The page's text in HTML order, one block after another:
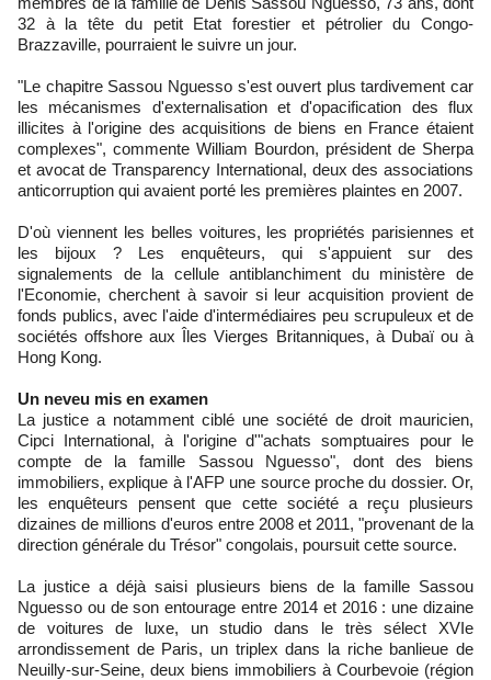
32 à la tête du petit Etat forestier et pétrolier du Congo-
Brazzaville, pourraient le suivre un jour.
"Le chapitre Sassou Nguesso s'est ouvert plus tardivement car
les mécanismes d'externalisation et d'opacification des flux
illicites à l'origine des acquisitions de biens en France étaient
complexes", commente William Bourdon, président de Sherpa
et avocat de Transparency International, deux des associations
anticorruption qui avaient porté les premières plaintes en 2007.
D'où viennent les belles voitures, les propriétés parisiennes et
les bijoux ? Les enquêteurs, qui s'appuient sur des
signalements de la cellule antiblanchiment du ministère de
l'Economie, cherchent à savoir si leur acquisition provient de
fonds publics, avec l'aide d'intermédiaires peu scrupuleux et de
sociétés offshore aux Îles Vierges Britanniques, à Dubaï ou à
Hong Kong.
Un neveu mis en examen
La justice a notamment ciblé une société de droit mauricien,
Cipci International, à l'origine d'"achats somptuaires pour le
compte de la famille Sassou Nguesso", dont des biens
immobiliers, explique à l'AFP une source proche du dossier. Or,
les enquêteurs pensent que cette société a reçu plusieurs
dizaines de millions d'euros entre 2008 et 2011, "provenant de la
direction générale du Trésor" congolais, poursuit cette source.
La justice a déjà saisi plusieurs biens de la famille Sassou
Nguesso ou de son entourage entre 2014 et 2016 : une dizaine
de voitures de luxe, un studio dans le très sélect XVIe
arrondissement de Paris, un triplex dans la riche banlieue de
Neuilly-sur-Seine, deux biens immobiliers à Courbevoie (région